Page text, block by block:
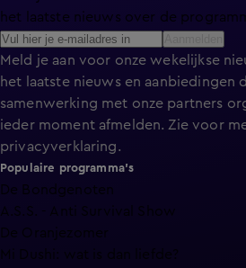
het laatste nieuws over de
Meld je aan voor onze wekelijkse
het laatste nieuws en aanbiedingen
samenwerking met onze partners
ieder moment afmelden. Zie voor
privacyverklaring.
Populaire programma's
De Bondgenoten
A.S.S. - Anti Survival Show
De Oranjezomer
Mi Dushi: wat is dan liefde?